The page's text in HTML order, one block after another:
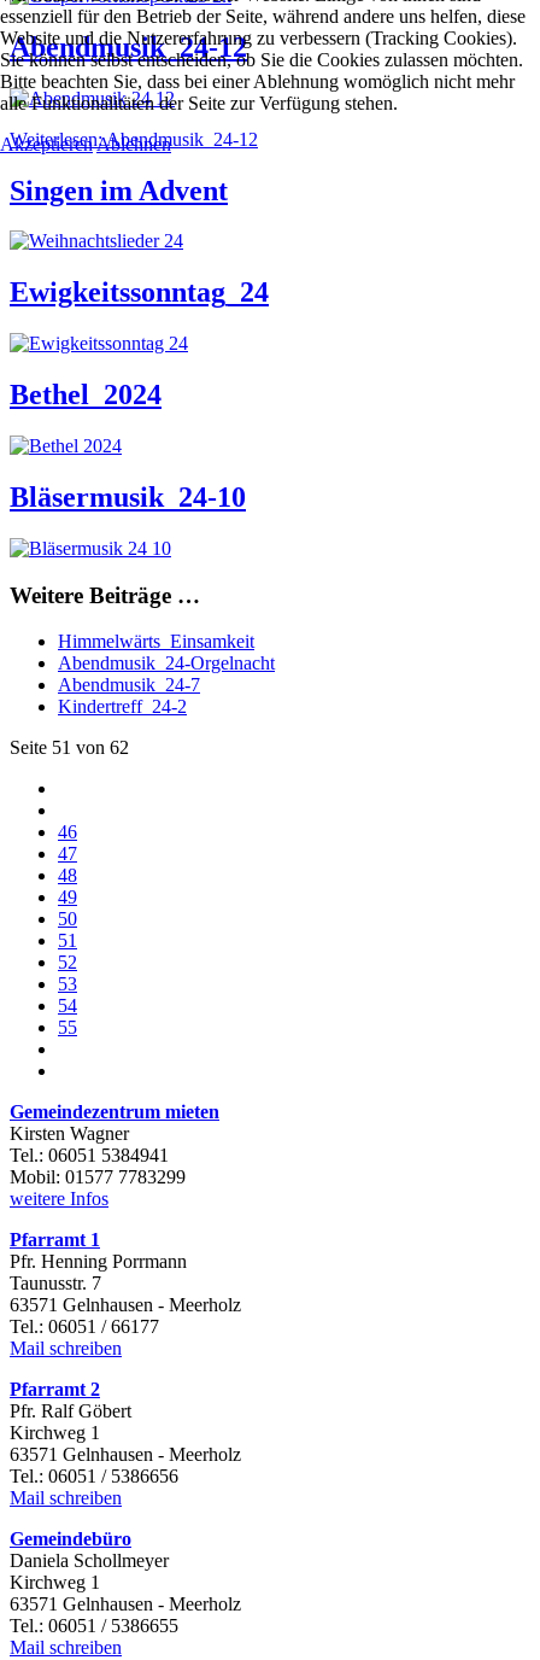
Abendmusik_24-12
Weiterlesen: Abendmusik_24-12
Singen im Advent
Ewigkeitssonntag_24
Bethel_2024
Bläsermusik_24-10
Weitere Beiträge …
Himmelwärts_Einsamkeit
Abendmusik_24-Orgelnacht
Abendmusik_24-7
Kindertreff_24-2
Seite 51 von 62
46
47
48
49
50
51
52
53
54
55
Gemeindezentrum mieten
Kirsten Wagner
Tel.: 06051 5384941
Mobil: 01577 7783299
weitere Infos
Pfarramt 1
Pfr. Henning Porrmann
Taunusstr. 7
63571 Gelnhausen - Meerholz
Tel.: 06051 / 66177
Mail schreiben
Pfarramt 2
Pfr. Ralf Göbert
Kirchweg 1
63571 Gelnhausen - Meerholz
Tel.: 06051 / 5386656
Mail schreiben
Gemeindebüro
Daniela Schollmeyer
Kirchweg 1
63571 Gelnhausen - Meerholz
Tel.: 06051 / 5386655
Mail schreiben
essenziell für den Betrieb der Seite, während andere uns helfen, diese
Website und die Nutzererfahrung zu verbessern (Tracking Cookies).
Sie können selbst entscheiden, ob Sie die Cookies zulassen möchten.
Bitte beachten Sie, dass bei einer Ablehnung womöglich nicht mehr
alle Funktionalitäten der Seite zur Verfügung stehen.
AkzeptierenAblehnen